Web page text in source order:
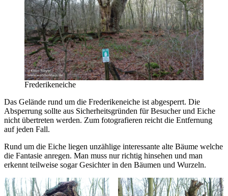
Frederikeneiche
Das Gelände rund um die Frederikeneiche ist abgesperrt. Die
Absperrung sollte aus Sicherheitsgründen für Besucher und Eiche
nicht übertreten werden. Zum fotografieren reicht die Entfernung
auf jeden Fall.
Rund um die Eiche liegen unzählige interessante alte Bäume welche
die Fantasie anregen. Man muss nur richtig hinsehen und man
erkennt teilweise sogar Gesichter in den Bäumen und Wurzeln.